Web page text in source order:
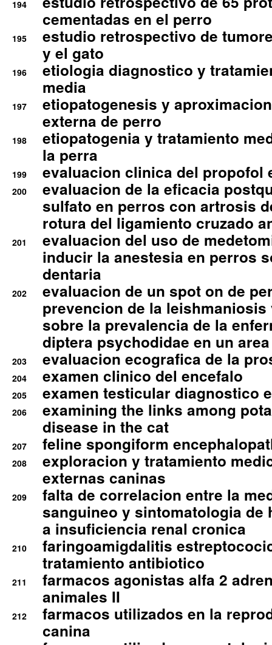
194
cementadas en el perro
195
estudio retrospectivo de
y el gato
196
etiologia diagnostico y
media
197
etiopatogenesis y
externa de perro
198
etiopatogenia y tratamiento
la perra
199 evaluacion clinica del propofol
200
evaluacion de la eficacia
sulfato en perros con artrosis
rotura del ligamiento cruzado
201
evaluacion del uso de
inducir la anestesia en perros
dentaria
202
evaluacion de un spot on de
prevencion de la
sobre la prevalencia de la
diptera psychodidae en un
203 evaluacion ecografica de la
204 examen clinico del encefalo
205 examen testicular diagnostico
206
examining the links among
disease in the cat
207 feline spongiform
208
exploracion y tratamiento
externas caninas
209
falta de correlacion entre la
sanguineo y sintomatologia de
a insuficiencia renal cronica
210
faringoamigdalitis
tratamiento antibiotico
211
farmacos agonistas alfa 2
animales II
212
farmacos utilizados en la
canina